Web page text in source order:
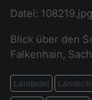
Datei: 108219.jpg
Blick über den
Falkenhain,
Landadel